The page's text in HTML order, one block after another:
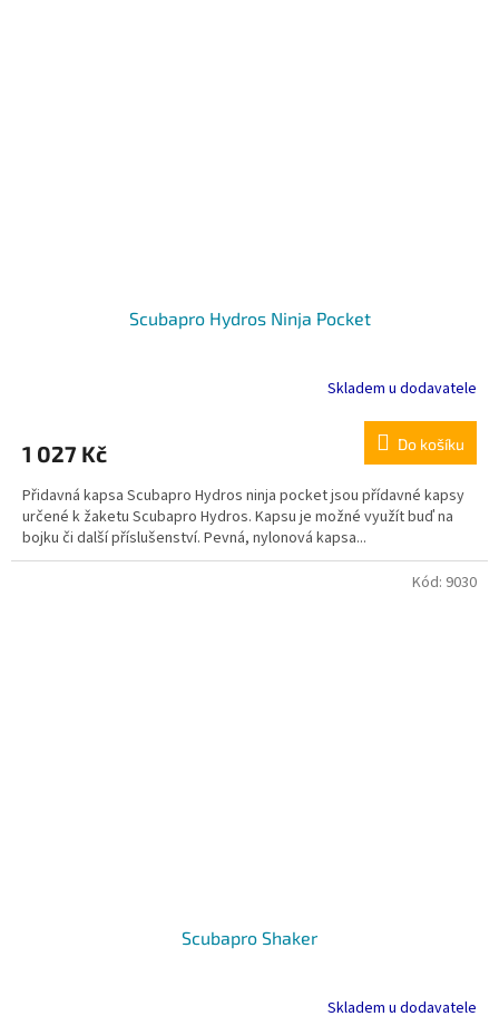
Scubapro Hydros Ninja Pocket
Skladem u dodavatele
1 027 Kč Do košíku
Přidavná kapsa Scubapro Hydros ninja pocket jsou přídavné kapsy
určené k žaketu Scubapro Hydros. Kapsu je možné využít buď na
bojku či další příslušenství. Pevná, nylonová kapsa...
Scubapro Shaker
Skladem u dodavatele
Kód: 9030